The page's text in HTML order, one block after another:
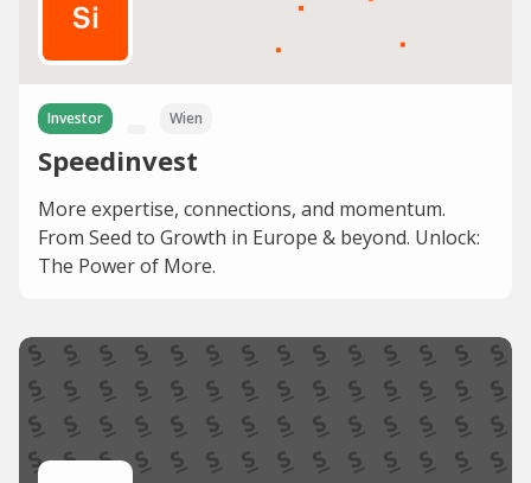
Investor Wien
Speedinvest
More expertise, connections, and momentum.
From Seed to Growth in Europe & beyond. Unlock:
The Power of More.